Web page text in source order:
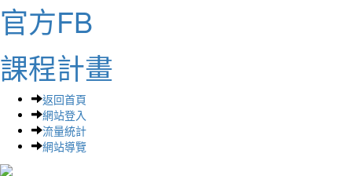
官方FB
課程計畫
返回首頁
網站登入
流量統計
網站導覽